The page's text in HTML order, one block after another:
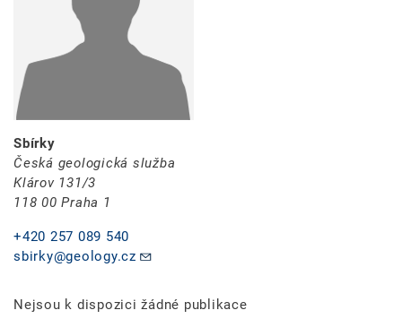
Sbírky
Česká geologická služba
Klárov 131/3
118 00 Praha 1
+420 257 089 540
sbirky@geology.cz
Nejsou k dispozici žádné publikace